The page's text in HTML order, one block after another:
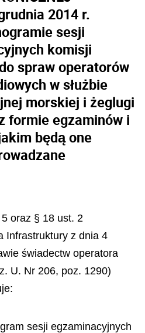
2014 r.
sesji
komisji
spraw operatorów
w służbie
morskiej i żeglugi
formie egzaminów i
będą one
oraz § 18 ust. 2
Infrastruktury z dnia 4
świadectw operatora
U. Nr 206, poz. 1290)
sesji egzaminacyjnych